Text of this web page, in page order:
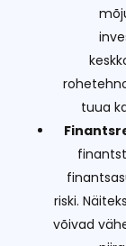
tuua
riski.
võivad